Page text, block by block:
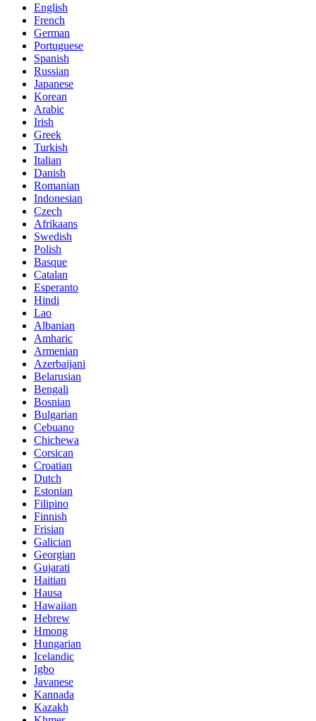
English
French
German
Portuguese
Spanish
Russian
Japanese
Korean
Arabic
Irish
Greek
Turkish
Italian
Danish
Romanian
Indonesian
Czech
Afrikaans
Swedish
Polish
Basque
Catalan
Esperanto
Hindi
Lao
Albanian
Amharic
Armenian
Azerbaijani
Belarusian
Bengali
Bosnian
Bulgarian
Cebuano
Chichewa
Corsican
Croatian
Dutch
Estonian
Filipino
Finnish
Frisian
Galician
Georgian
Gujarati
Haitian
Hausa
Hawaiian
Hebrew
Hmong
Hungarian
Icelandic
Igbo
Javanese
Kannada
Kazakh